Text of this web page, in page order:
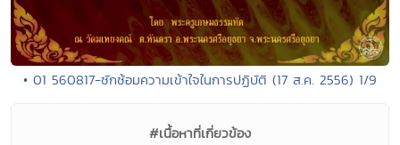
• 01 560817-ซักซ้อมความเข้าใจในการปฏิบัติ (17 ส.ค. 2556) 1/9
#เนื้อหาที่เกี่ยวข้อง